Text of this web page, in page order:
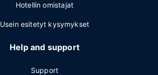
Hotellin omistajat
Usein esitetyt kysymykset
Help and support
Support